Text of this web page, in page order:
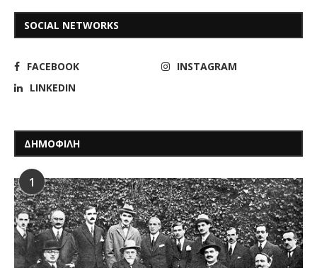
SOCIAL NETWORKS
FACEBOOK
INSTAGRAM
LINKEDIN
ΔΗΜΟΦΙΛΗ
1